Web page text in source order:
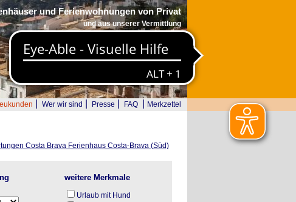
und Ferienwohnungen von Privat
und aus unserer Vermittlung
Wer wir sind Presse FAQ Merkzettel
Costa Brava Ferienhaus Costa-Brava (Süd)
weitere Merkmale
Urlaub mit Hund